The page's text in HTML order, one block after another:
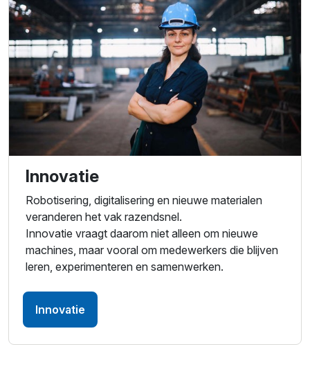
Innovatie
Robotisering, digitalisering en nieuwe materialen
veranderen het vak razendsnel.
Innovatie vraagt daarom niet alleen om nieuwe
machines, maar vooral om medewerkers die blijven
leren, experimenteren en samenwerken.
Innovatie